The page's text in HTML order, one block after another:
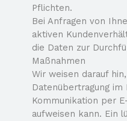
Pflichten.
Bei Anfragen von
aktiven
die Daten zur
Maßnahmen
Wir weisen darauf
Datenübertragung
Kommunikation per
aufweisen kann. Ein